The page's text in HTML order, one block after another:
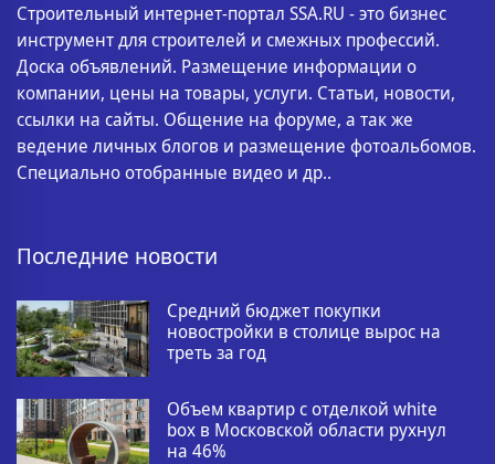
Строительный интернет-портал SSA.RU - это бизнес
инструмент для строителей и смежных профессий.
Доска объявлений. Размещение информации о
компании, цены на товары, услуги. Статьи, новости,
ссылки на сайты. Общение на форуме, а так же
ведение личных блогов и размещение фотоальбомов.
Специально отобранные видео и др..
Последние новости
Средний бюджет покупки
новостройки в столице вырос на
треть за год
Объем квартир с отделкой white
box в Московской области рухнул
на 46%